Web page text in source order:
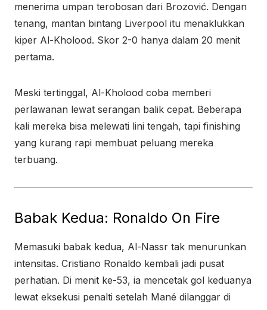
menerima umpan terobosan dari Brozović. Dengan
tenang, mantan bintang Liverpool itu menaklukkan
kiper Al-Kholood. Skor 2-0 hanya dalam 20 menit
pertama.
Meski tertinggal, Al-Kholood coba memberi
perlawanan lewat serangan balik cepat. Beberapa
kali mereka bisa melewati lini tengah, tapi finishing
yang kurang rapi membuat peluang mereka
terbuang.
Babak Kedua: Ronaldo On Fire
Memasuki babak kedua, Al-Nassr tak menurunkan
intensitas. Cristiano Ronaldo kembali jadi pusat
perhatian. Di menit ke-53, ia mencetak gol keduanya
lewat eksekusi penalti setelah Mané dilanggar di